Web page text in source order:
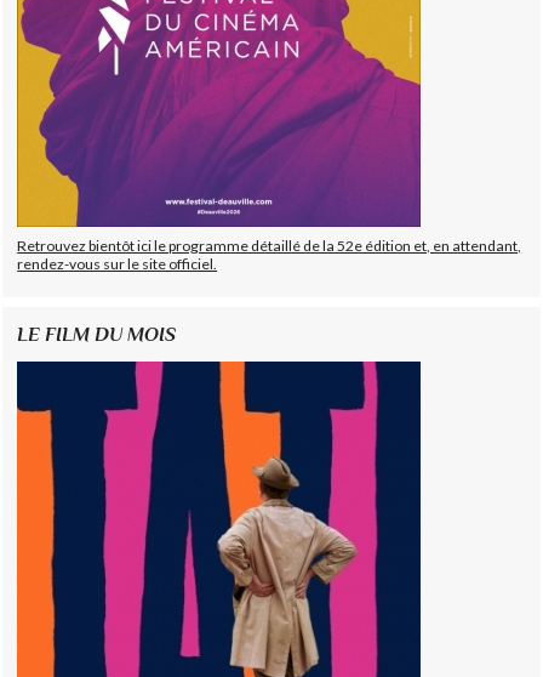
Retrouvez bientôt ici le programme détaillé de la 52e édition et, en attendant,
rendez-vous sur le site officiel.
LE FILM DU MOIS